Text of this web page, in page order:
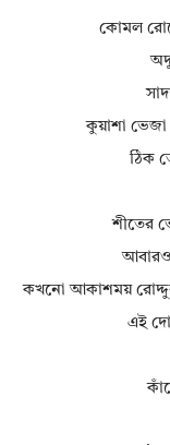
কোমল
কুয়াশা
ঠিক
শীতের
আবারও
কখনো আকাশময় রোদ্দুর
এই